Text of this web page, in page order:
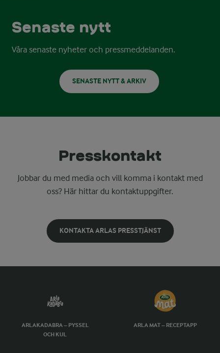
Senaste nytt
Våra senaste nyheter och pressmeddelanden.
SENASTE NYTT & ARKIV
Presskontakt
Jobbar du med media och vill komma i kontakt med
oss? Här hittar du kontaktuppgifter.
KONTAKTA ARLAS PRESSTJÄNST
ARLAKADABRA – PYSSEL
OCH KUL
ARLA MAT – RECEPTAPP